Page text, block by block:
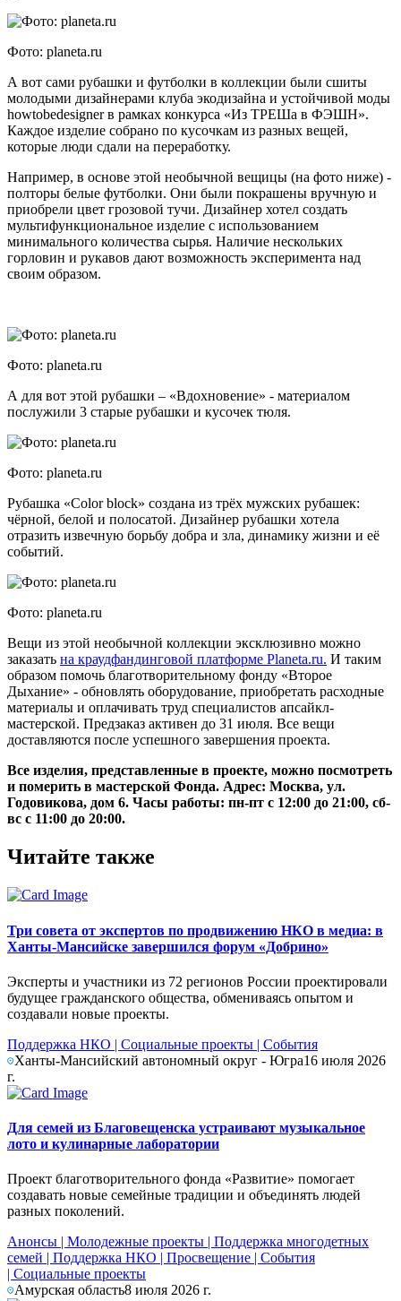
Фото: planeta.ru
А вот сами рубашки и футболки в коллекции были сшиты
молодыми дизайнерами клуба экодизайна и устойчивой моды
howtobedesigner в рамках конкурса «Из ТРЕШа в ФЭШН».
Каждое изделие собрано по кусочкам из разных вещей,
которые люди сдали на переработку.
Например, в основе этой необычной вещицы (на фото ниже) -
полторы белые футболки. Они были покрашены вручную и
приобрели цвет грозовой тучи. Дизайнер хотел создать
мультифункциональное изделие с использованием
минимального количества сырья. Наличие нескольких
горловин и рукавов дают возможность эксперимента над
своим образом.
Фото: planeta.ru
А для вот этой рубашки – «Вдохновение» - материалом
послужили 3 старые рубашки и кусочек тюля.
Фото: planeta.ru
Рубашка «Color block» создана из трёх мужских рубашек:
чёрной, белой и полосатой. Дизайнер рубашки хотела
отразить извечную борьбу добра и зла, динамику жизни и её
событий.
Фото: planeta.ru
Вещи из этой необычной коллекции эксклюзивно можно
заказать на краудфандинговой платформе Planeta.ru. И таким
образом помочь благотворительному фонду «Второе
Дыхание» - обновлять оборудование, приобретать расходные
материалы и оплачивать труд специалистов апсайкл-
мастерской. Предзаказ активен до 31 июля. Все вещи
доставляются после успешного завершения проекта.
Все изделия, представленные в проекте, можно посмотреть
и померить в мастерской Фонда. Адрес: Москва, ул.
Годовикова, дом 6. Часы работы: пн-пт с 12:00 до 21:00, сб-
вс с 11:00 до 20:00.
Читайте также
Три совета от экспертов по продвижению НКО в медиа: в
Ханты-Мансийске завершился форум «Добрино»
Эксперты и участники из 72 регионов России проектировали
будущее гражданского общества, обмениваясь опытом и
создавали новые проекты.
Поддержка НКО | Социальные проекты | События
Ханты-Мансийский автономный округ - Югра16 июля 2026
г.
Для семей из Благовещенска устраивают музыкальное
лото и кулинарные лаборатории
Проект благотворительного фонда «Развитие» помогает
создавать новые семейные традиции и объединять людей
разных поколений.
Анонсы | Молодежные проекты | Поддержка многодетных
семей | Поддержка НКО | Просвещение | События
| Социальные проекты
Амурская область8 июля 2026 г.